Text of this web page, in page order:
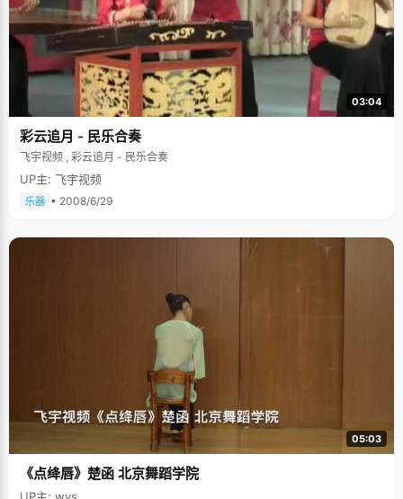
03:04
彩云追月 - 民乐合奏
飞宇视频 , 彩云追月 - 民乐合奏
UP主: 飞宇视频
乐器 • 2008/6/29
05:03
《点绛唇》楚函 北京舞蹈学院